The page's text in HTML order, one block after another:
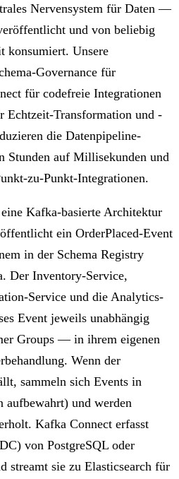
Nervensystem für Daten —
und von beliebig
konsumiert. Unsere
Governance für
für codefreie Integrationen
Echtzeit-Transformation und -
die Datenpipeline-
Stunden auf Millisekunden und
zu-Punkt-Integrationen.
Kafka-basierte Architektur
ein OrderPlaced-Event
in der Schema Registry
Der Inventory-Service,
Service und die Analytics-
Event jeweils unabhängig
Groups — in ihrem eigenen
Wenn der
sammeln sich Events in
aufbewahrt) und werden
Kafka Connect erfasst
von PostgreSQL oder
streamt sie zu Elasticsearch für